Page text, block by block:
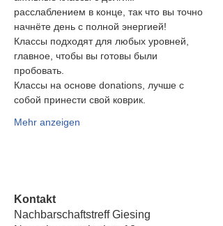
расслаблением в конце, так что вы точно
начнёте день с полной энергией!
Классы подходят для любых уровней,
главное, чтобы вы готовы были
пробовать.
Классы на основе donations, лучше с
собой принести свой коврик.
Mehr anzeigen
Kontakt
Nachbarschaftstreff Giesing